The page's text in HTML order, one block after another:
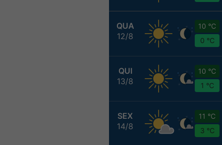
QUA
12/8
10 °C
0 °C
QUI
13/8
10 °C
1 °C
SEX
14/8
11 °C
3 °C